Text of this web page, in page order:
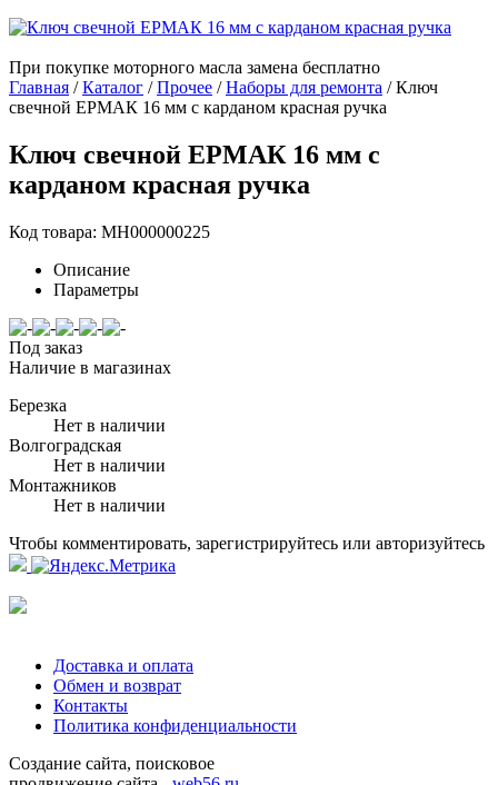
При покупке моторного масла замена бесплатно
Главная /Каталог /Прочее /Наборы для ремонта /Ключ
свечной ЕРМАК 16 мм с карданом красная ручка
Ключ свечной ЕРМАК 16 мм с
карданом красная ручка
Код товара: МН000000225
Описание
Параметры
Под заказ
Наличие в магазинах
Березка
Нет в наличии
Волгоградская
Нет в наличии
Монтажников
Нет в наличии
Чтобы комментировать, зарегистрируйтесь или авторизуйтесь
Доставка и оплата
Обмен и возврат
Контакты
Политика конфиденциальности
Создание сайта, поисковое